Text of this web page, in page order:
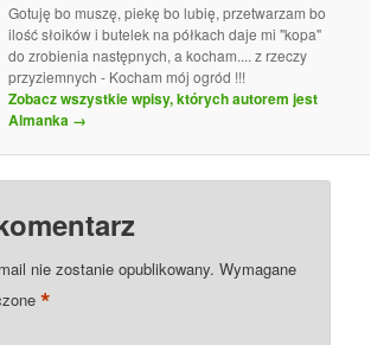
Gotuję bo muszę, piekę bo lubię, przetwarzam bo
ilość słoików i butelek na półkach daje mi "kopa"
do zrobienia następnych, a kocham.... z rzeczy
przyziemnych - Kocham mój ogród !!!
Zobacz wszystkie wpisy, których autorem jest
Almanka →
nie zostanie opublikowany. Wymagane
*